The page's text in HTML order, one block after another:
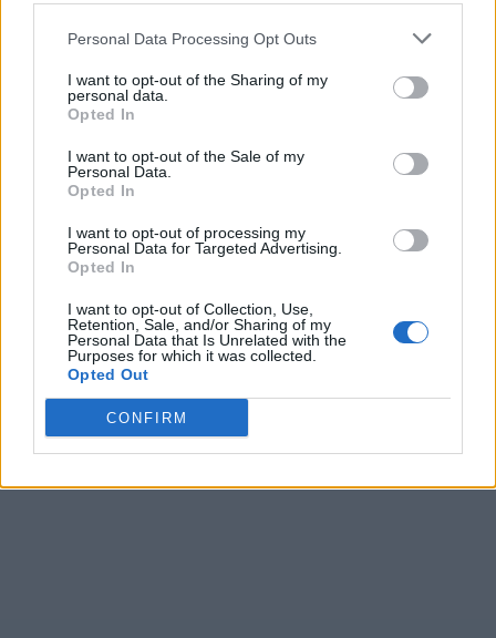
Personal Data Processing Opt Outs
I want to opt-out of the Sharing of my
personal data.
Opted In
I want to opt-out of the Sale of my
Personal Data.
Opted In
I want to opt-out of processing my
Personal Data for Targeted Advertising.
Opted In
I want to opt-out of Collection, Use,
Retention, Sale, and/or Sharing of my
Personal Data that Is Unrelated with the
Purposes for which it was collected.
Opted Out
CONFIRM